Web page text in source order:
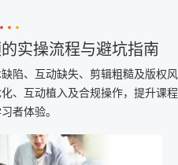
实操流程与避坑指南
陷、互动缺失、剪辑粗糙及版权风
、互动植入及合规操作，提升课程
者体验。